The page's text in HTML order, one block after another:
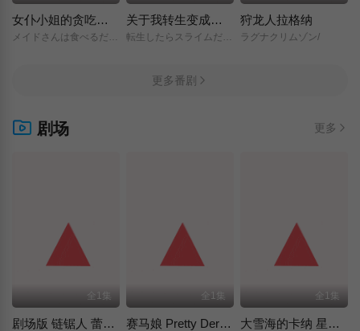
女仆小姐的贪吃日常 关于我转生变成史莱姆这档事 第四季
転生したらスライムだった件/第4期/
狩龙人拉格纳
ラグナクリムゾン/
更多番剧
剧场 更多
全1集
剧场版 链锯人 蕾塞篇(正式版)
全1集
赛马娘 Pretty Derby 新时代之门
全1集
大雪海的卡纳 星之贤者